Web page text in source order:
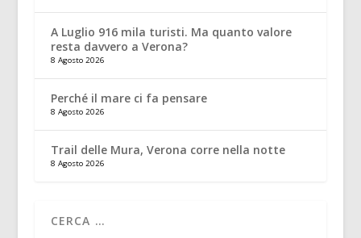
A Luglio 916 mila turisti. Ma quanto valore
resta davvero a Verona?
8 Agosto 2026
Perché il mare ci fa pensare
8 Agosto 2026
Trail delle Mura, Verona corre nella notte
8 Agosto 2026